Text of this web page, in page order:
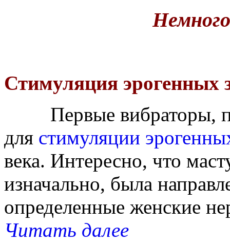
Стимуляция эрогенных
Первые вибраторы,
для стимуляции
века. Интересно, что
изначально, была
определенные женские
Читать далее